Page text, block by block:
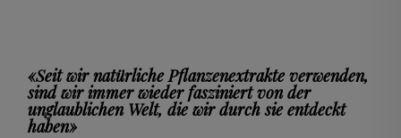
«Seit wir natürliche Pflanzenextrakte verwenden,
sind wir immer wieder fasziniert von der
unglaublichen Welt, die wir durch sie entdeckt
haben»